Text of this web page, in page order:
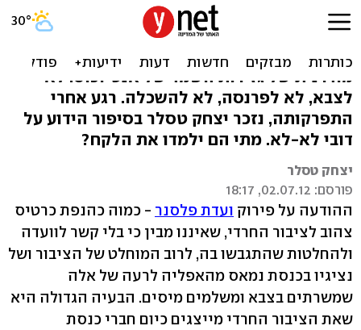
הסיפור על פלסנר ורבי לא-לא
החרדים התייחסו לוועדת פלסנר כמו לגרסה
מודרנית של גזירות השמד של אנטיוכוס: לא
לצבא, לא לפרנסה, לא להשכלה. רגע אחרי
התפרקותה, נזכר יצחק טסלר בסיפור הידוע על
דובי לא-לא. מתי הם ילמדו את הלקח?
יצחק טסלר
פורסם: 02.07.12, 18:17
ההודעה על פירוק ועדת פלסנר - כמוה כהנפת כרטיס
צהוב לציבור החרדי, שאיננו מבין כי בלי קשר לוועדה
ולהחלטות שהתגבשו בה, לרוב המוחלט של הציבור ושל
נציגיו בכנסת נמאס מהאפליה לרעה של אלה
שמשרתים בצבא ומשלמים מיסים. הבעיה הגדולה היא
שאת הציבור החרדי מייצגים כיום חברי כנסת